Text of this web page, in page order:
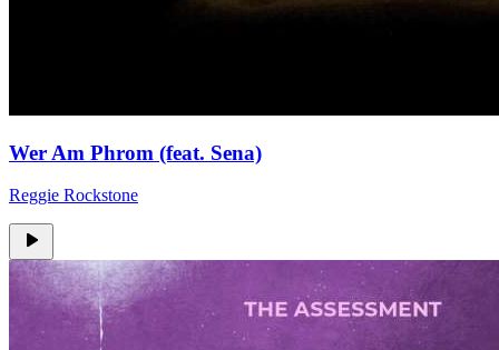
Wer Am Phrom (feat. Sena)
Reggie Rockstone